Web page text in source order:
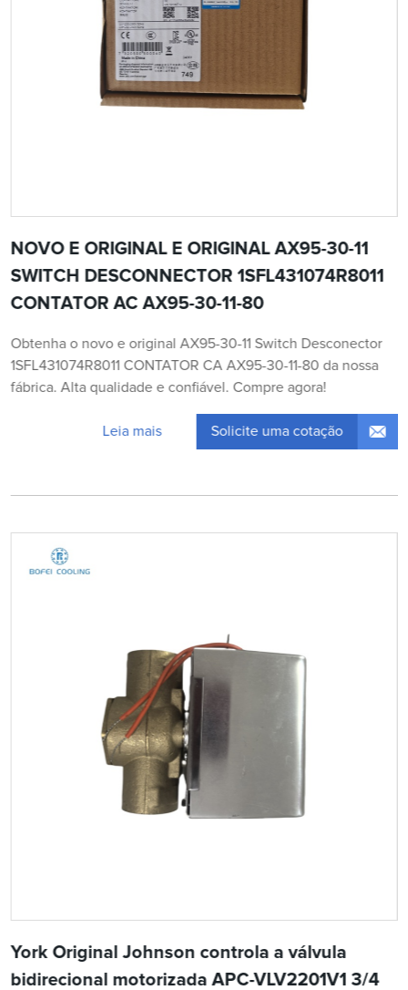
NOVO E ORIGINAL E ORIGINAL AX95-30-11
SWITCH DESCONNECTOR 1SFL431074R8011
CONTATOR AC AX95-30-11-80
Obtenha o novo e original AX95-30-11 Switch Desconector
1SFL431074R8011 CONTATOR CA AX95-30-11-80 da nossa
fábrica. Alta qualidade e confiável. Compre agora!
Leia mais Solicite uma cotação
York Original Johnson controla a válvula
bidirecional motorizada APC-VLV2201V1 3/4